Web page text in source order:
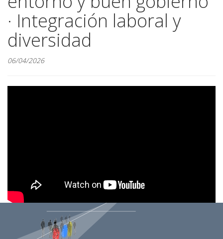
· Integración laboral y
diversidad
06/04/2026